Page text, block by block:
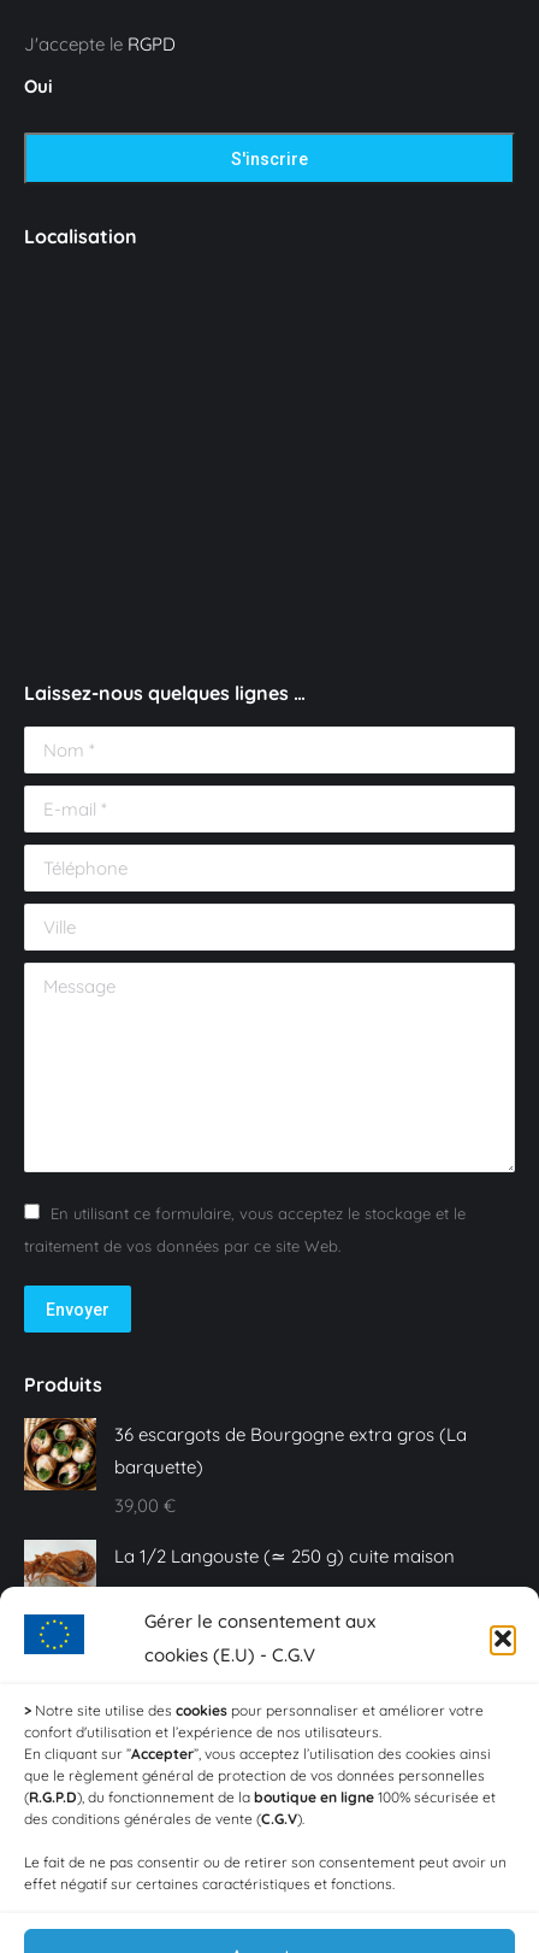
Gérer le consentement aux
cookies (E.U) - C.G.V
> Notre site utilise des cookies pour personnaliser et améliorer votre
confort d'utilisation et l’expérience de nos utilisateurs.
En cliquant sur ”Accepter”, vous acceptez l’utilisation des cookies ainsi
que le règlement général de protection de vos données personnelles
(R.G.P.D), du fonctionnement de la boutique en ligne 100% sécurisée et
des conditions générales de vente (C.G.V).
Le fait de ne pas consentir ou de retirer son consentement peut avoir un
effet négatif sur certaines caractéristiques et fonctions.
J'accepte le RGPD
Oui
Localisation
Laissez-nous quelques lignes …
Nom *
E-mail *
Téléphone
Ville
Message
En utilisant ce formulaire, vous acceptez le stockage et le
traitement de vos données par ce site Web.
Envoyer
Produits
36 escargots de Bourgogne extra gros (La
barquette)
39,00 €
La 1/2 Langouste (≃ 250 g) cuite maison
25,00€
Caviar Baeri - 10 g
Sashimi de truite fumée - Plaquette de 150 g
18,00€
4,20€